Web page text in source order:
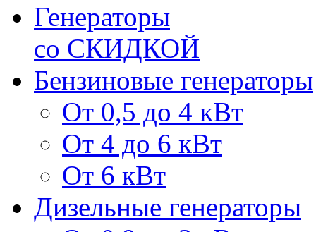
Генераторы
со СКИДКОЙ
Бензиновые генераторы
От 0,5 до 4 кВт
От 4 до 6 кВт
От 6 кВт
Дизельные генераторы